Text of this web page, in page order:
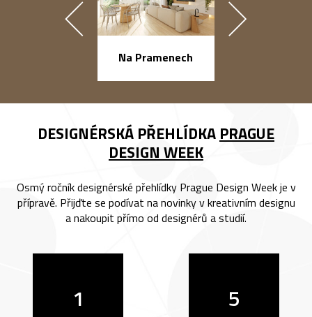
Na Pramenech
DESIGNÉRSKÁ PŘEHLÍDKA PRAGUE
DESIGN WEEK
Osmý ročník designérské přehlídky Prague Design Week je v
přípravě. Přijďte se podívat na novinky v kreativním designu
a nakoupit přímo od designérů a studií.
1 5